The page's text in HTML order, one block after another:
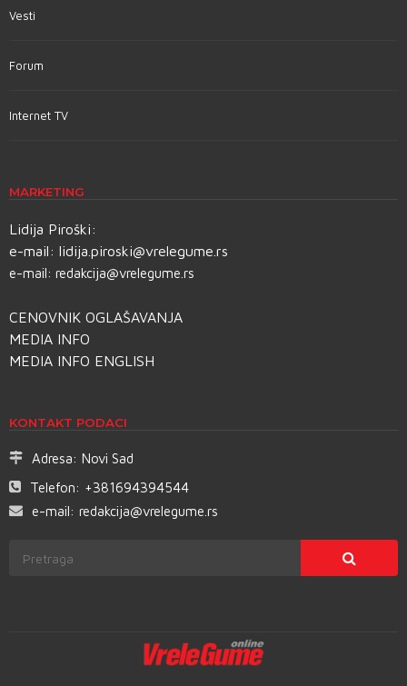
Vesti
Forum
Internet TV
MARKETING
Lidija Piroški:
e-mail: lidija.piroski@vrelegume.rs
e-mail: redakcija@vrelegume.rs
CENOVNIK OGLAŠAVANJA
MEDIA INFO
MEDIA INFO ENGLISH
KONTAKT PODACI
Adresa: Novi Sad
Telefon: +381694394544
e-mail: redakcija@vrelegume.rs